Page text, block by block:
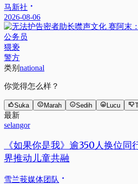
马新社
2026-08-06
公务员
猥亵
警方
类别 national
你觉得怎么样？
Suka Marah Sedih Lucu
最新
selangor
《如果你是我》逾350人换位
界推动儿童共融
雪兰莪媒体团队